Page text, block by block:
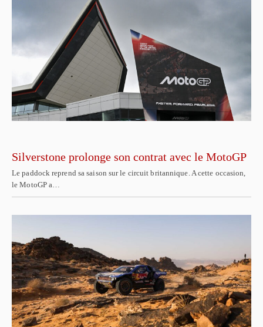
Silverstone prolonge son contrat avec le MotoGP
Le paddock reprend sa saison sur le circuit britannique. A cette occasion,
le MotoGP a…